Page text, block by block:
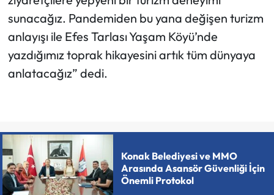
sunacağız. Pandemiden bu yana değişen turizm
anlayışı ile Efes Tarlası Yaşam Köyü’nde
yazdığımız toprak hikayesini artık tüm dünyaya
anlatacağız” dedi.
Konak Belediyesi ve MMO
Arasında Asansör Güvenliği İçin
Önemli Protokol